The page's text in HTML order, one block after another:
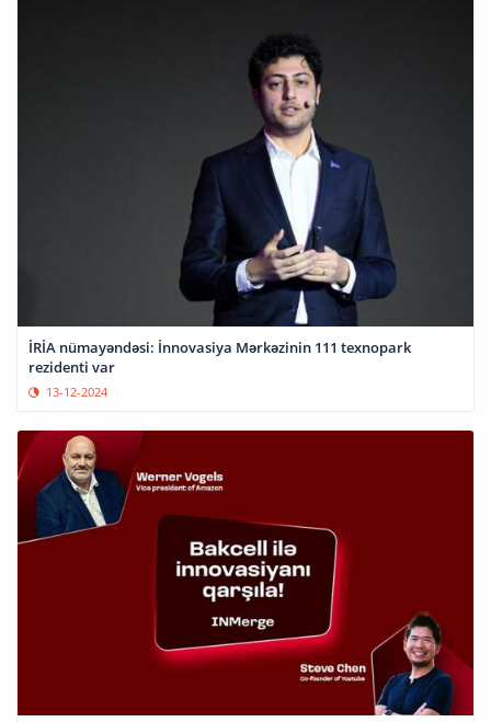
İRİA nümayəndəsi: İnnovasiya Mərkəzinin 111 texnopark
rezidenti var
13-12-2024